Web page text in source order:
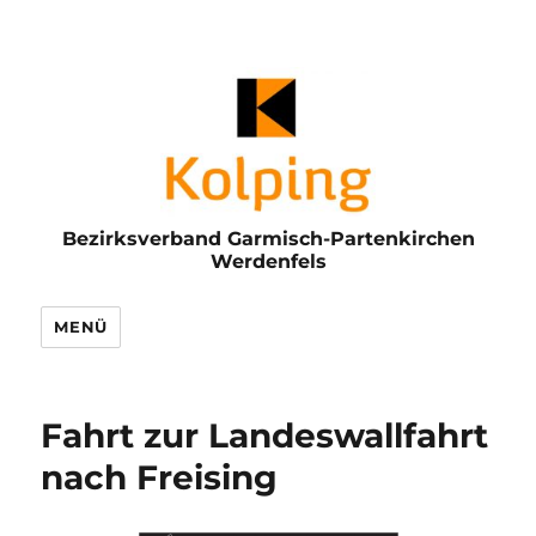
Bezirksverband Garmisch-Partenkirchen
Werdenfels
MENÜ
Fahrt zur Landeswallfahrt
nach Freising